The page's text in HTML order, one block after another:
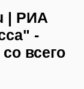
| РИА
-
всего